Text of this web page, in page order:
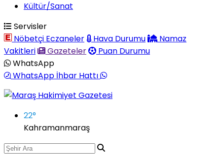
Kültür/Sanat
Servisler
Nöbetçi Eczaneler
Hava Durumu
Namaz
Vakitleri
Gazeteler
Puan Durumu
WhatsApp
WhatsApp İhbar Hattı
22°
Kahramanmaraş